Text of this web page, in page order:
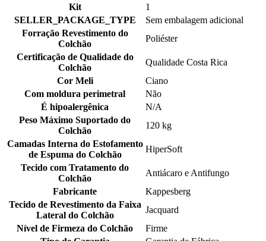
Kit
1
SELLER_PACKAGE_TYPE
Sem embalagem adicional
Forração Revestimento do
Colchão
Poliéster
Certificação de Qualidade do
Colchão
Qualidade Costa Rica
Cor Meli
Ciano
Com moldura perimetral
Não
É hipoalergênica
N/A
Peso Máximo Suportado do
Colchão
120 kg
Camadas Interna do Estofamento
de Espuma do Colchão
HiperSoft
Tecido com Tratamento do
Colchão
Antiácaro e Antifungo
Fabricante
Kappesberg
Tecido de Revestimento da Faixa
Lateral do Colchão
Jacquard
Nível de Firmeza do Colchão
Firme